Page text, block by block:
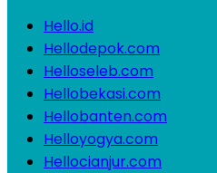
Hello.id
Hellodepok.com
Helloseleb.com
Hellobekasi.com
Hellobanten.com
Helloyogya.com
Hellocianjur.com